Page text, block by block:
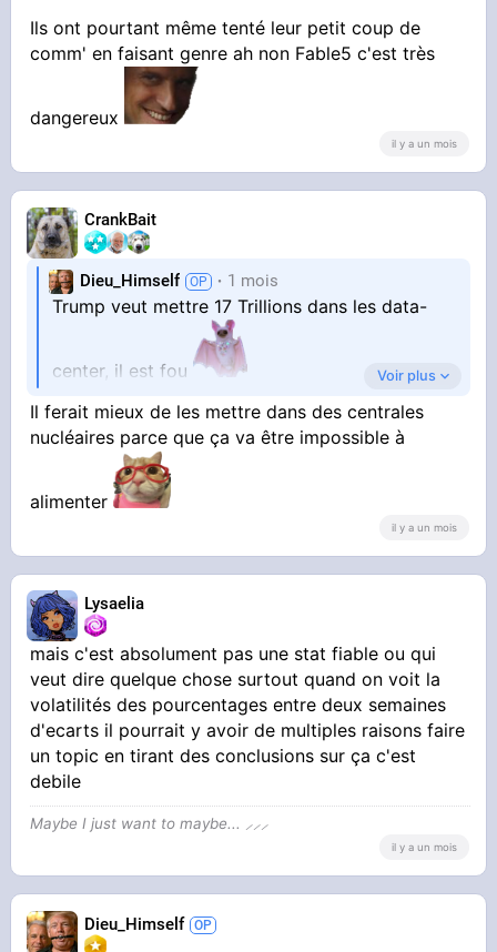
it's over
Ils ont pourtant même tenté leur petit coup de
comm' en faisant genre ah non Fable5 c'est très
dangereux
il y a un mois
CrankBait
Dieu_Himself 1 mois
Trump veut mettre 17 Trillions dans les data-
center, il est fou
17 000 Milliards.
Voir plus
Il ferait mieux de les mettre dans des centrales
nucléaires parce que ça va être impossible à
alimenter
il y a un mois
Lysaelia
mais c'est absolument pas une stat fiable ou qui
veut dire quelque chose surtout quand on voit la
volatilités des pourcentages entre deux semaines
d'ecarts il pourrait y avoir de multiples raisons faire
un topic en tirant des conclusions sur ça c'est
debile
Maybe I just want to maybe... ⸝⸝⸝
il y a un mois
Dieu_Himself